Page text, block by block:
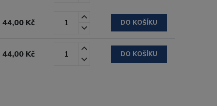
44,00 Kč DO KOŠÍKU
44,00 Kč DO KOŠÍKU